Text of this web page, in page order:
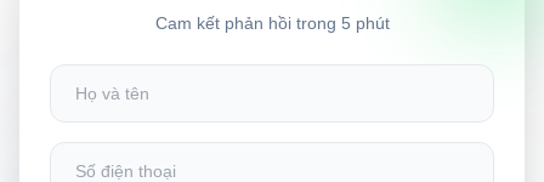
Cam kết phản hồi trong 5 phút